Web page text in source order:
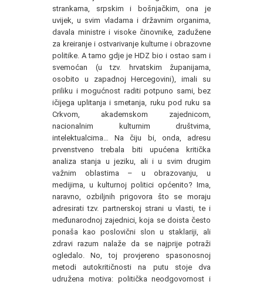
strankama, srpskim i bošnjačkim, ona je
uvijek, u svim vladama i državnim organima,
davala ministre i visoke činovnike, zadužene
za kreiranje i ostvarivanje kulturne i obrazovne
politike. A tamo gdje je HDZ bio i ostao sam i
svemoćan (u tzv. hrvatskim županijama,
osobito u zapadnoj Hercegovini), imali su
priliku i mogućnost raditi potpuno sami, bez
ičijega uplitanja i smetanja, ruku pod ruku sa
Crkvom, akademskom zajednicom,
nacionalnim kulturnim društvima,
intelektualcima… Na čiju bi, onda, adresu
prvenstveno trebala biti upućena kritička
analiza stanja u jeziku, ali i u svim drugim
važnim oblastima – u obrazovanju, u
medijima, u kulturnoj politici općenito? Ima,
naravno, ozbiljnih prigovora što se moraju
adresirati tzv. partnerskoj strani u vlasti, te i
međunarodnoj zajednici, koja se doista često
ponaša kao poslovični slon u staklariji, ali
zdravi razum nalaže da se najprije potraži
ogledalo. No, toj provjereno spasonosnoj
metodi autokritičnosti na putu stoje dva
udružena motiva: politička neodgovornost i